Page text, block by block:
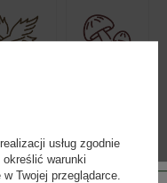
AROMATY
usług zgodnie
określić warunki
Twojej przeglądarce.